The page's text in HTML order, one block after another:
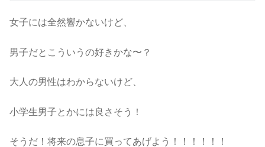
女子には全然響かないけど、
男子だとこういうの好きかな〜？
大人の男性はわからないけど、
小学生男子とかには良さそう！
そうだ！将来の息子に買ってあげよう！！！！！！